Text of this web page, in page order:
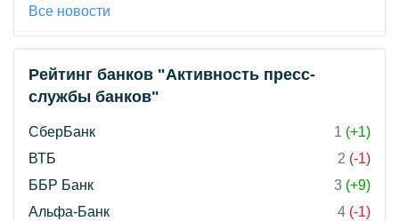
Все новости
Рейтинг банков "Активность пресс-
службы банков"
СберБанк 1 (+1)
ВТБ
2 (-1)
ББР Банк
3 (+9)
Альфа-Банк
4 (-1)